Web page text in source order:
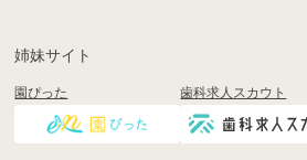
く
姉妹サイト
園ぴった 歯科求人スカウト